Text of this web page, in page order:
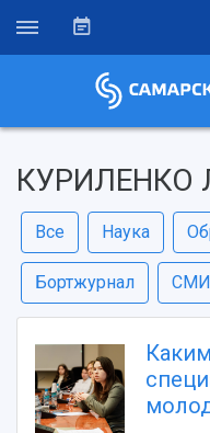
Все Наука
Бортжурнал СМИ